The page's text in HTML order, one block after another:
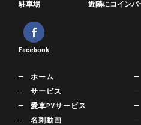
駐車場
近隣にコインパ
Facebook
ホーム
サービス
愛車PVサービス
名刺動画